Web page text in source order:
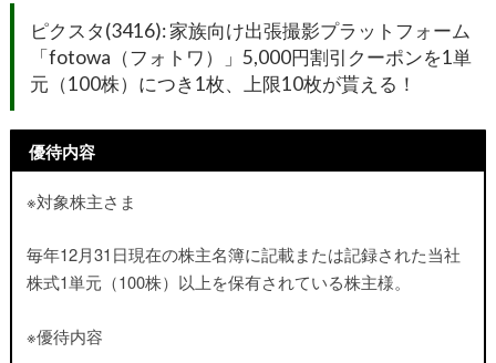
ピクスタ(3416):家族向け出張撮影プラットフォーム
「fotowa（フォトワ）」5,000円割引クーポンを1単
元（100株）につき1枚、上限10枚が貰える！
優待内容
※対象株主さま
毎年12月31日現在の株主名簿に記載または記録された当社
株式1単元（100株）以上を保有されている株主様。
※優待内容